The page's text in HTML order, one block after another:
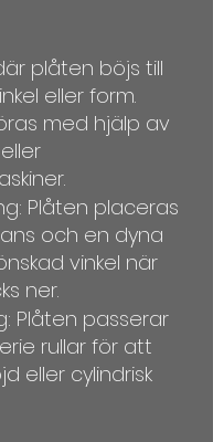
plåten böjs till
eller form.
med hjälp av
Plåten placeras
och en dyna
vinkel när
ner.
Plåten passerar
rullar för att
eller cylindrisk